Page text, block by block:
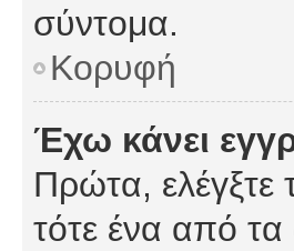
σύντομα.
Κορυφή
Έχω κάνει
Πρώτα, ελέγξτε
τότε ένα από τα